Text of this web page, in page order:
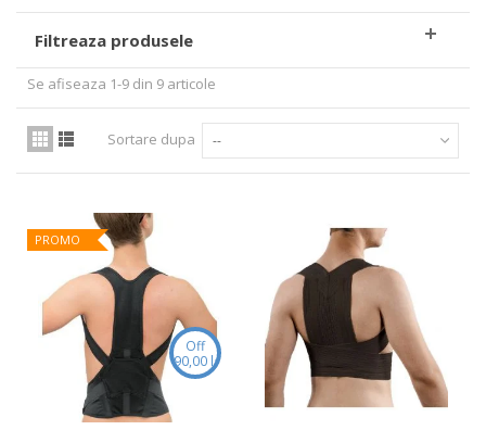
Filtreaza produsele
Se afiseaza 1-9 din 9 articole
Sortare dupa --
PROMO
Off
90,00 lei